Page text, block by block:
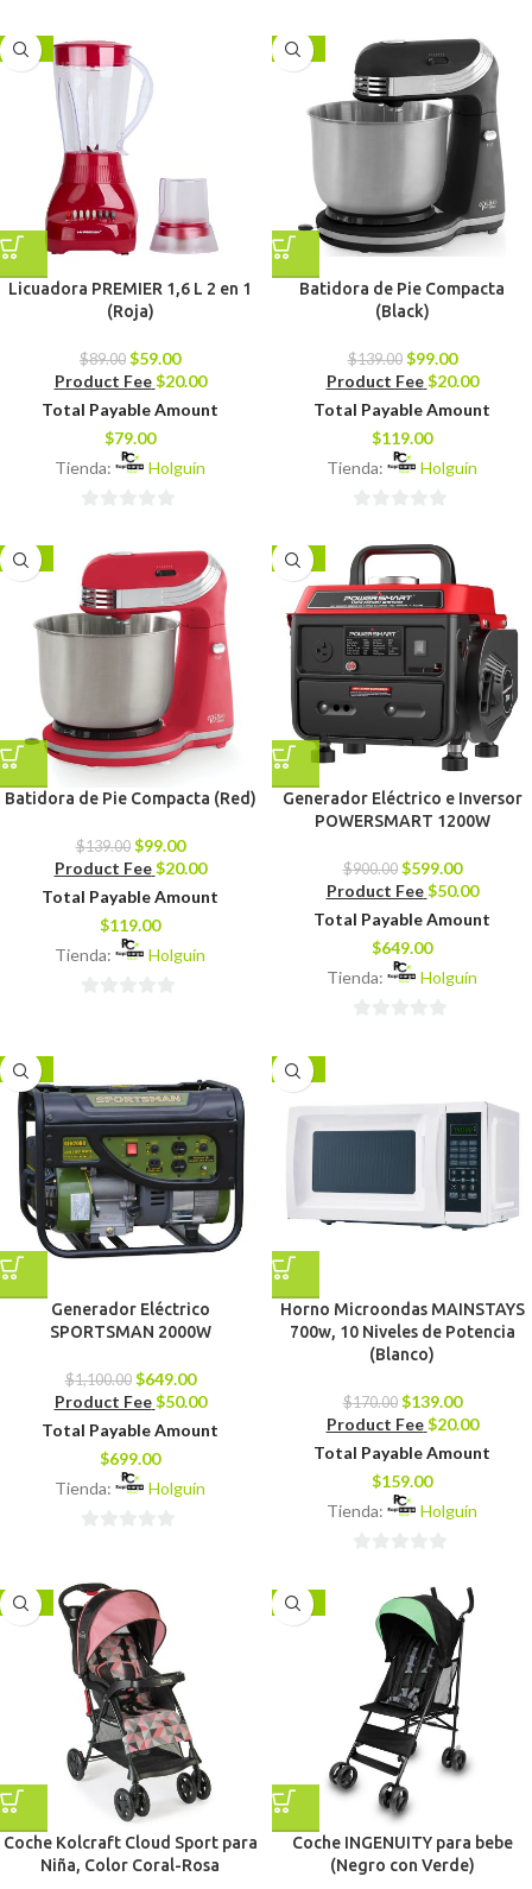
5
-34%
Licuadora PREMIER 1,6 L 2 en 1
(Roja)
$89.00 $59.00
Product Fee $20.00
Total Payable Amount
$79.00
Tienda:
Holguín
5
-29%
Batidora de Pie Compacta
(Black)
$139.00 $99.00
Product Fee $20.00
Total Payable Amount
$119.00
Tienda:
Holguín
de
-29%
Batidora de Pie Compacta (Red)
$139.00 $99.00
Product Fee $20.00
Total Payable Amount
$119.00
Tienda:
Holguín
-33%
Generador Eléctrico e Inversor
POWERSMART 1200W
$900.00 $599.00
Product Fee $50.00
Total Payable Amount
$649.00
Tienda:
Holguín
-41%
Generador Eléctrico
SPORTSMAN 2000W
$1,100.00 $649.00
Product Fee $50.00
Total Payable Amount
$699.00
Tienda:
Holguín
5
-18%
Horno Microondas MAINSTAYS
700w, 10 Niveles de Potencia
(Blanco)
$170.00 $139.00
Product Fee $20.00
Total Payable Amount
$159.00
Tienda:
Holguín
-12%
Coche Kolcraft Cloud Sport para
Niña, Color Coral-Rosa
-12%
Coche INGENUITY para bebe
(Negro con Verde)